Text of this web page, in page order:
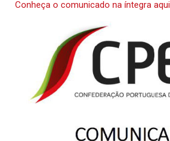
Conheça o comunicado na íntegra aqui